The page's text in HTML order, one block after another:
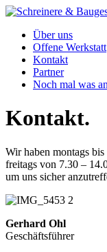
Über uns
Offene Werkstatt
Kontakt
Partner
Noch mal was
Kontakt.
Wir haben montags
freitags von 7.30 –
um uns sicher
Gerhard Ohl
Geschäftsführer